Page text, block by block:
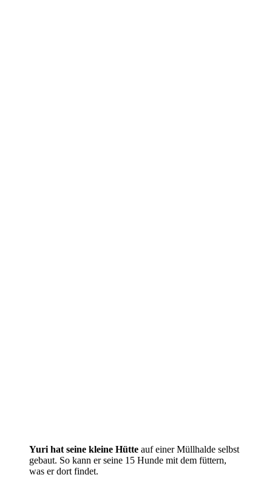
Yuri hat seine kleine Hütte auf einer Müllhalde selbst
gebaut. So kann er seine 15 Hunde mit dem füttern,
was er dort findet.